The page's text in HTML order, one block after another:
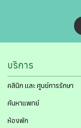
บริการ
คลินิก และ ศูนย์การรักษา
ค้นหาแพทย์
ห้องพัก